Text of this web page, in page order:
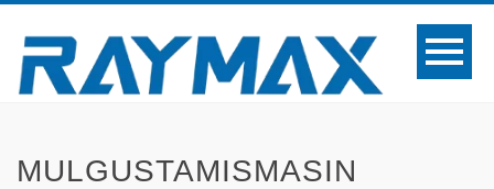
MULGUSTAMISMASIN